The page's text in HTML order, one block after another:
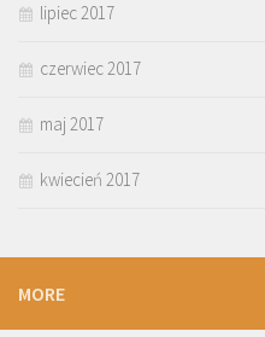
lipiec 2017
czerwiec 2017
maj 2017
kwiecień 2017
MORE